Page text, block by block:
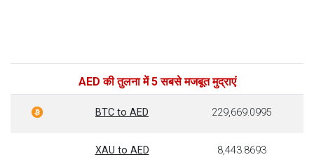
AED की तुलना में 5 सबसे मजबूत मुद्राएं
BTC to AED 229,669.0995
XAU to AED 8,443.8693